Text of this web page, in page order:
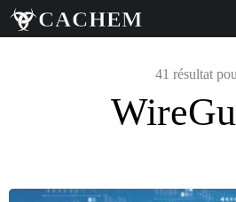
41 résultat